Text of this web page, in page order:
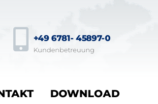
+49 6781- 45897-0
Kundenbetreuung
DOWNLOAD